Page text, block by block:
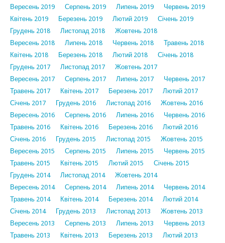
Вересень 2019 Серпень 2019 Липень 2019
Червень 2019
Квітень 2019
Березень 2019 Лютий 2019
Січень 2019
Грудень 2018
Листопад 2018
Жовтень 2018
Вересень 2018
Липень 2018 Червень 2018
Травень 2018
Квітень 2018
Березень 2018 Лютий 2018
Січень 2018
Грудень 2017
Листопад 2017
Жовтень 2017
Вересень 2017
Серпень 2017 Липень 2017
Червень 2017
Травень 2017
Квітень 2017 Березень 2017
Лютий 2017
Січень 2017
Грудень 2016 Листопад 2016
Жовтень 2016
Вересень 2016
Серпень 2016 Липень 2016
Червень 2016
Травень 2016
Квітень 2016 Березень 2016
Лютий 2016
Січень 2016
Грудень 2015 Листопад 2015
Жовтень 2015
Вересень 2015
Серпень 2015 Липень 2015
Червень 2015
Травень 2015
Квітень 2015 Лютий 2015
Січень 2015
Грудень 2014
Листопад 2014
Жовтень 2014
Вересень 2014
Серпень 2014 Липень 2014
Червень 2014
Травень 2014
Квітень 2014 Березень 2014
Лютий 2014
Січень 2014
Грудень 2013 Листопад 2013
Жовтень 2013
Вересень 2013
Серпень 2013 Липень 2013
Червень 2013
Травень 2013
Квітень 2013 Березень 2013
Лютий 2013